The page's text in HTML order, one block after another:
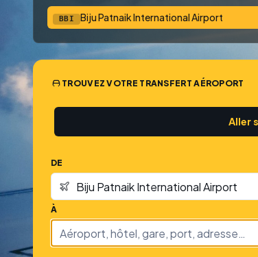
BBI Biju Patnaik International Airport
TROUVEZ VOTRE TRANSFERT AÉROPORT
Aller
DE
À